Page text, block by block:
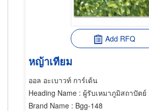
Add RFQ
หญ้าเทียม
ออล อะเบาวท์ การ์เด้น
Heading Name : ผู้รับเหมาภูมิสถาปัตย์
Brand Name : Bgg-148